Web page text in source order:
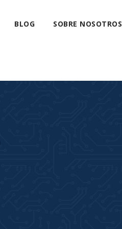
BLOG SOBRE NOSOTROS